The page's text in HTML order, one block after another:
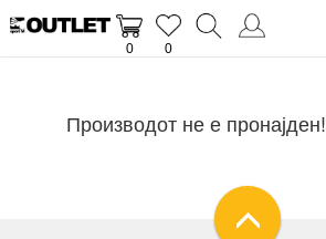
0 0
Производот не е пронајден!